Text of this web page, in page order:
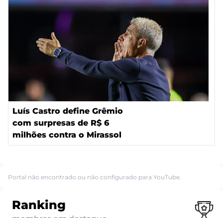
Luís Castro define Grêmio
com surpresas de R$ 6
milhões contra o Mirassol
Portal não encontrado ou não configurado para YouTube.
Ranking